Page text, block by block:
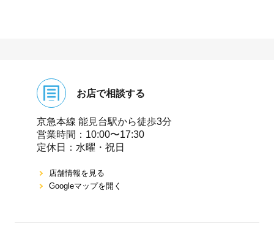
お店で相談する
京急本線 能⾒台駅から徒歩3分
営業時間：10:00〜17:30
定休⽇：⽔曜・祝⽇
店舗情報を⾒る
Googleマップを開く